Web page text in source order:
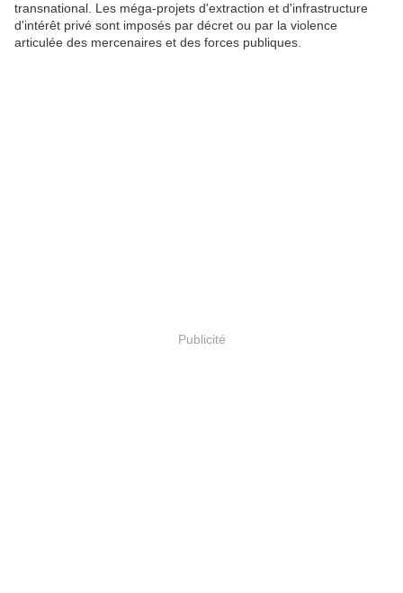
transnational. Les méga-projets d'extraction et d'infrastructure
d'intérêt privé sont imposés par décret ou par la violence
articulée des mercenaires et des forces publiques.
Publicité